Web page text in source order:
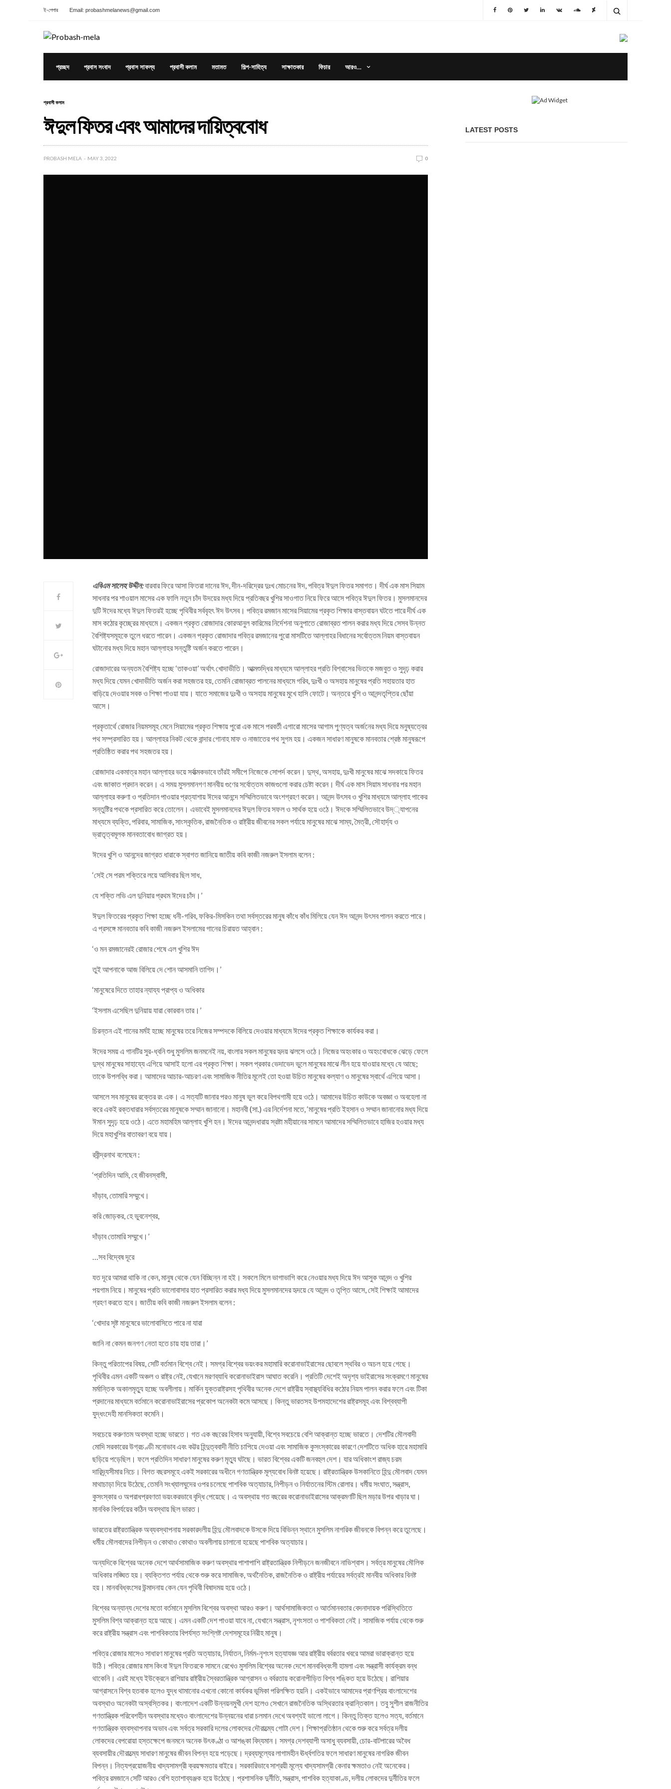
ই-পেপার Email: probashmelanews@gmail.com
প্রচ্ছদ প্রবাস সংবাদ প্রবাস সাফল্য প্রবাসী কলাম মতামত শিল্প-সাহিত্য সাক্ষাতকার ফিচার আরও…
প্রবাসী কলাম
ঈদুল ফিতর এবং আমাদের দায়িত্ববোধ
PROBASH MELA MAY 3, 2022 0
এবিএম সালেহ উদ্দীন:বারবার ফিরে আসা ফিতরা দানের ঈদ, দীন-দরিদ্রের দুঃখ মোচনের ঈদ, পবিত্র ঈদুল ফিতর সমাগত। দীর্ঘ এক মাস সিয়াম
সাধনার পর শাওয়াল মাসের এক ফালি নতুন চাঁদ উদয়ের মধ্য দিয়ে প্রতিবছর খুশির সাওগাত নিয়ে ফিরে আসে পবিত্র ঈদুল ফিতর। মুসলমানদের
দুটি ঈদের মধ্যে ঈদুল ফিতরই হচ্ছে পৃথিবীর সর্ববৃহৎ ঈদ উৎসব। পবিত্র রমজান মাসের সিয়ামের প্রকৃত শিক্ষার বাস্তবায়ন ঘটতে পারে দীর্ঘ এক
মাস কঠোর কৃচ্ছ্রের মাধ্যমে। একজন প্রকৃত রোজাদার কোরআনুল কারিমের নির্দেশনা অনুপাতে রোজাব্রত পালন করার মধ্য দিয়ে সেসব উন্নত
বৈশিষ্ট্যসমূহকে তুলে ধরতে পারেন। একজন প্রকৃত রোজাদার পবিত্র রমজানের পুরো মাসটিতে আল্লাহর বিধানের সর্বোত্তম নিয়ম বাস্তবায়ন
ঘটানোর মধ্য দিয়ে মহান আল্লাহর সন্তুষ্টি অর্জন করতে পারেন।
রোজাদারের অন্যতম বৈশিষ্ট্য হচ্ছে ‘তাকওয়া’ অর্থাৎ খোদাভীতি। আত্মশুদ্ধির মাধ্যমে আল্লাহর প্রতি বিশ্বাসের ভিতকে মজবুত ও সুদৃঢ় করার
মধ্য দিয়ে যেমন খোদাভীতি অর্জন করা সহজতর হয়, তেমনি রোজাব্রত পালনের মাধ্যমে গরিব, দুঃখী ও অসহায় মানুষের প্রতি সহায়তার হাত
বাড়িয়ে দেওয়ার সবক ও শিক্ষা পাওয়া যায়। যাতে সমাজের দুঃখী ও অসহায় মানুষের মুখে হাসি ফোটে। অন্তরে খুশি ও আনন্দতৃপ্তির ছোঁয়া
আসে।
প্রকৃতার্থে রোজার নিয়মসমূহ মেনে সিয়ামের প্রকৃত শিক্ষায় পুরো এক মাসে পরবর্তী এগারো মাসের আগাম পুণ্যত্ব অর্জনের মধ্য দিয়ে মনুষ্যত্বের
পথ সম্প্রসারিত হয়। আল্লাহর নিকট থেকে বান্দার গোনাহ মাফ ও নাজাতের পথ সুগম হয়। একজন সাধারণ মানুষকে মানবতার শ্রেষ্ঠ মানুষরূপে
প্রতিষ্ঠিত করার পথ সহজতর হয়।
রোজাদার একমাত্র মহান আল্লাহর ভয়ে সর্বাত্মকভাবে তাঁরই সমীপে নিজেকে সোপর্দ করেন। দুস্থ, অসহায়, দুঃখী মানুষের মাঝে সদকায়ে ফিতর
এবং জাকাত প্রদান করেন। এ সময় মুসলমানগণ মানবীয় গুণের সর্বোত্তম কাজগুলো করার চেষ্টা করেন। দীর্ঘ এক মাস সিয়াম সাধনার পর মহান
আল্লাহর করুণা ও প্রতিদান পাওয়ার প্রত্যাশায় ঈদের আনন্দে সম্মিলিতভাবে অংশগ্রহণ করেন। আনন্দ উৎসব ও খুশির মাধ্যমে আল্লাহ পাকের
সন্তুষ্টির পথকে প্রসারিত করে তোলেন। এভাবেই মুসলমানদের ঈদুল ফিতর সফল ও সার্থক হয়ে ওঠে। ঈদকে সম্মিলিতভাবে উদ্্যাপনের
মাধ্যমে ব্যক্তি, পরিবার, সামাজিক, সাংস্কৃতিক, রাজনৈতিক ও রাষ্ট্রীয় জীবনের সকল পর্যায়ে মানুষের মাঝে সাম্য, মৈত্রী, সৌহার্দ্য ও
ভ্রাতৃত্বমূলক মানবতাবোধ জাগ্রত হয়।
ঈদের খুশি ও আনন্দের জাগ্রত ধারাকে স্বাগত জানিয়ে জাতীয় কবি কাজী নজরুল ইসলাম বলেন :
‘সেই সে পরম শক্তিরে লয়ে আসিবার ছিল সাধ,
যে শক্তি লভি এল দুনিয়ার প্রথম ঈদের চাঁদ।’
ঈদুল ফিতরের প্রকৃত শিক্ষা হচ্ছে ধনী-গরিব, ফকির-মিসকিন তথা সর্বস্তরের মানুষ কাঁধে কাঁধ মিলিয়ে যেন ঈদ আনন্দ উৎসব পালন করতে পারে।
এ প্রসঙ্গে মানবতার কবি কাজী নজরুল ইসলামের গানের চিরায়ত আহ্বান :
‘ও মন রমজানেরই রোজার শেষে এল খুশির ঈদ
তুই আপনাকে আজ বিলিয়ে দে শোন আসমানি তাগিদ।’
‘মানুষেরে দিতে তাহার ন্যায্য প্রাপ্য ও অধিকার
‘ইসলাম এসেছিল দুনিয়ায় যারা কোরবান তার।’
চিরন্তন এই গানের মর্মই হচ্ছে মানুষের তরে নিজের সম্পদকে বিলিয়ে দেওয়ার মাধ্যমে ঈদের প্রকৃত শিক্ষাকে কার্যকর করা।
ঈদের সময় এ গানটির সুর-ধ্বনি শুধু মুসলিম জনমনেই নয়, বাংলার সকল মানুষের হৃদয় ঝলসে ওঠে। নিজের অহংকার ও অহংবোধকে ঝেড়ে ফেলে
দুস্থ মানুষের সাহায্যে এগিয়ে আসাই হলো এর প্রকৃত শিক্ষা। সকল প্রকার ভেদাভেদ ভুলে মানুষের মাঝে লীন হয়ে যাওয়ার মধ্যে যে আছে;
তাকে উপলব্ধি করা। আমাদের আচার-আচরণ এবং সামাজিক নীতির মূলেই তো হওয়া উচিত মানুষের কল্যাণ ও মানুষের স্বার্থে এগিয়ে আসা।
আসলে সব মানুষের রক্তের রং এক। এ সত্যটি জানার পরও মানুষ ভুল করে বিপথগামী হয়ে ওঠে। আমাদের উচিত কাউকে অবজ্ঞা ও অবহেলা না
করে একই রক্তধারার সর্বস্তরের মানুষকে সম্মান জানানো। মহানবী (সা.) এর নির্দেশনা মতে, ‘মানুষের প্রতি ইহসান ও সম্মান জানানোর মধ্য দিয়ে
ঈমান সুদৃঢ় হয়ে ওঠে। এতে মহামহিম আল্লাহ খুশি হন। ঈদের আনন্দধারায় স্রষ্টা মহীয়ানের সামনে আমাদের সম্মিলিতভাবে হাজির হওয়ার মধ্য
দিয়ে মহাখুশির বাতাবরণ বয়ে যায়।
রবীন্দ্রনাথ বলেছেন :
‘প্রতিদিন আমি, হে জীবনস্বামী,
দাঁড়াব, তোমারি সম্মুখে।
করি জোড়কর, হে ভুবনেশ্বর,
দাঁড়াব তোমারি সম্মুখে।’
…সব বিদ্বেষ দূরে
যত দূরে আমরা থাকি না কেন, মানুষ থেকে যেন বিচ্ছিন্ন না হই। সকলে মিলে ভাগাভাগি করে নেওয়ার মধ্য দিয়ে ঈদ আসুক আনন্দ ও খুশির
পয়গাম নিয়ে। মানুষের প্রতি ভালোবাসার হাত প্রসারিত করার মধ্য দিয়ে মুসলমানদের হৃদয়ে যে আনন্দ ও তৃপ্তি আসে, সেই শিক্ষাই আমাদের
গ্রহণ করতে হবে। জাতীয় কবি কাজী নজরুল ইসলাম বলেন :
‘খোদার সৃষ্ট মানুষেরে ভালোবাসিতে পারে না যারা
জানি না কেমন জনগণ নেতা হতে চায় হায় তারা।’
কিন্তু পরিতাপের বিষয়, সেটি বর্তমান বিশ্বে নেই। সমগ্র বিশ্বের ভয়ংকর মহামারি করোনাভাইরাসের ছোবলে স্থবির ও অচল হয়ে গেছে।
পৃথিবীর এমন একটি অঞ্চল ও রাষ্ট্র নেই, যেখানে মরণব্যাধি করোনাভাইরাস আঘাত করেনি। প্রতিটি দেশেই অদৃশ্য ভাইরাসের সংক্রমণে মানুষের
মর্মান্তিক অকালমৃত্যু হচ্ছে অবলীলায়। মার্কিন যুক্তরাষ্ট্রসহ পৃথিবীর অনেক দেশে রাষ্ট্রীয় স্বাস্থ্যবিধির কঠোর নিয়ম পালন করার ফলে এবং টিকা
প্রদানের মাধ্যমে বর্তমানে করোনাভাইরাসের প্রকোপ অনেকটা কমে আসছে। কিন্তু ভারতসহ উপমহাদেশের রাষ্ট্রসমূহ এবং বিশ্বব্যাপী
যুদ্ধংদেহী মানসিকতা কমেনি।
সবচেয়ে করুণতম অবস্থা হচ্ছে ভারতে। গত এক বছরের হিসাব অনুযায়ী, বিশ্বে সবচেয়ে বেশি আক্রান্ত হচ্ছে ভারতে। দেশটির মৌলবাদী
মোদি সরকারের উগ্রচণ্ডী মনোভাব এবং কট্টর হিন্দুত্ববাদী নীতি চাপিয়ে দেওয়া এবং সামাজিক কুসংস্কারের কারণে দেশটিতে অধিক হারে মহামারি
ছড়িয়ে পড়েছিল। ফলে প্রতিদিন সাধারণ মানুষের করুণ মৃত্যু ঘটছে। ভারত বিশ্বের একটি জনবহুল দেশ। যার অধিকাংশ রাজ্য চরম
দারিদ্র্যসীমার নিচে। বিগত বছরসমূহে একই সরকারের অধীনে গণতান্ত্রিক মূল্যবোধ বিনষ্ট হয়েছে। রাষ্ট্রতান্ত্রিক উসকানিতে হিন্দু মৌলবাদ যেমন
মাথাচাড়া দিয়ে উঠেছে, তেমনি সংখ্যালঘুদের ওপর চলেছে পাশবিক অত্যাচার, নিপীড়ন ও নির্যাতনের স্টিম রোলার। ধর্মীয় সংঘাত, সন্ত্রাস,
কুসংস্কার ও অপরাধপ্রবণতা ভয়ংকরভাবে বৃদ্ধি পেয়েছে। এ অবস্থায় গত বছরের করোনাভাইরাসের আক্রমণটি ছিল মড়ার উপর খাড়ার ঘা।
মানবিক বিপর্যয়ের কঠিন অবস্থায় ছিল ভারত।
ভারতের রাষ্ট্রতান্ত্রিক অব্যবস্থাপনায় সরকারদলীয় হিন্দু মৌলবাদকে উসকে দিয়ে বিভিন্ন স্থানে মুসলিম নাগরিক জীবনকে বিপন্ন করে তুলেছে।
ধর্মীয় মৌলবাদের নিপীড়ন ও কোথাও কোথাও অবলীলায় চালানো হয়েছে পাশবিক অত্যাচার।
অন্যদিকে বিশ্বের অনেক দেশে আর্থসামাজিক করুণ অবস্থার পাশাপাশি রাষ্ট্রতান্ত্রিক নিপীড়নে জনজীবনে নাভিশ্বাস। সর্বত্র মানুষের মৌলিক
অধিকার লঙ্ঘিত হয়। ব্যক্তিগত পর্যায় থেকে শুরু করে সামাজিক, অর্থনৈতিক, রাজনৈতিক ও রাষ্ট্রীয় পর্যায়ের সর্বত্রই মানবীয় অধিকার বিনষ্ট
হয়। মানববিধ্বংসের উন্মাদনায় কেন যেন পৃথিবী বিষাদময় হয়ে ওঠে।
বিশ্বের অন্যান্য দেশের মতো বর্তমানে মুসলিম বিশ্বের অবস্থা আরও করুণ। আর্থসামাজিকতা ও আর্তমানবতার বেদনাদায়ক পরিস্থিতিতে
মুসলিম বিশ্ব আক্রান্ত হয়ে আছে। এমন একটি দেশ পাওয়া যাবে না, যেখানে সন্ত্রাস, নৃশংসতা ও পাশবিকতা নেই। সামাজিক পর্যায় থেকে শুরু
করে রাষ্ট্রীয় সন্ত্রাস এবং পাশবিকতায় বিপর্যস্ত সংশ্লিষ্ট দেশসমূহের নিরীহ মানুষ।
পবিত্র রোজার মাসেও সাধারণ মানুষের প্রতি অত্যাচার, নির্যাতন, নির্মম-নৃশংস হত্যাযজ্ঞ আর রাষ্ট্রীয় বর্বরতার খবরে আমরা ভারাক্রান্ত হয়ে
উঠি। পবিত্র রোজার মাস কিংবা ঈদুল ফিতরকে সামনে রেখেও মুসলিম বিশ্বের অনেক দেশে মানববিধ্বংসী হামলা এবং সন্ত্রাসী কার্যক্রম বন্ধ
থাকেনি। এরই মধ্যে ইউক্রেনে রাশিয়ার রাষ্ট্রীয় স্বৈরতান্ত্রিক আগ্রাসন ও বর্বরতায় করোনাপীড়িত বিশ্ব শঙ্কিত হয়ে উঠেছে। রাশিয়ার
আগ্রাসনে বিশ্ব হতবাক হলেও যুদ্ধ থামানোর এখনো কোনো কার্যকর ভূমিকা পরিলক্ষিত হয়নি। একইভাবে আমাদের প্রাণপ্রিয় বাংলাদেশের
অবস্থাও অনেকটা অস্বস্তিকর। বাংলাদেশ একটি উন্নয়নমুখী দেশ হলেও সেখানে রাজনৈতিক অস্থিরতার ক্রান্তিকাল। তবু সুশীল রাজনীতির
গণতান্ত্রিক পরিবেশহীন অবস্থার মধ্যেও বাংলাদেশের উন্নয়নের ধারা চলমান দেখে অবশ্যই ভালো লাগে। কিন্তু তিক্ত হলেও সত্য, বর্তমানে
গণতান্ত্রিক ব্যবস্থাপনার অভাব এবং সর্বত্র সরকারি দলের লোকদের দৌরাত্ম্যে গোটা দেশ। শিক্ষাপ্রতিষ্ঠান থেকে শুরু করে সর্বত্র দলীয়
লোকদের বেপরোয়া হস্তক্ষেপে জনমনে অনেক উৎকণ্ঠা ও আশঙ্কা বিদ্যমান। সমগ্র দেশব্যাপী অসাধু ব্যবসায়ী, চোর-বাটপারের অবৈধ
ব্যবসায়ীর দৌরাত্ম্যে সাধারণ মানুষের জীবন বিপন্ন হয়ে পড়েছে। দ্রব্যমূল্যের লাগামহীন ঊর্ধ্বগতির ফলে সাধারণ মানুষের নাগরিক জীবন
বিপন্ন। নিত্যপ্রয়োজনীয় খাদ্যসামগ্রী ক্রয়ক্ষমতার বাইরে। সরকারিভাবে সাশ্রয়ী মূল্যে খাদ্যসামগ্রী কেনার ক্ষমতাও নেই অনেকের।
পবিত্র রমজানে সেটি আরও বেশি হতাশাব্যঞ্জক হয়ে উঠেছে। প্রশাসনিক দুর্নীতি, সন্ত্রাস, পাশবিক হত্যাকাণ্ড, দলীয় লোকদের দুর্নীতির ফলে
LATEST POSTS